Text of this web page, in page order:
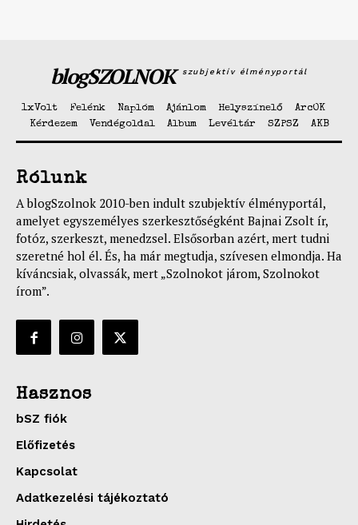
blogSZOLNOK szubjektív élményportál
1xVolt Felénk Naplóm Ajánlom Helyszínelő
ArcOK
Kérdezem
Vendégoldal Album Levéltár SZPSZ AKB
Rólunk
A blogSzolnok 2010-ben indult szubjektív élményportál,
amelyet egyszemélyes szerkesztőségként Bajnai Zsolt ír,
fotóz, szerkeszt, menedzsel. Elsősorban azért, mert tudni
szeretné hol él. És, ha már megtudja, szívesen elmondja. Ha
kíváncsiak, olvassák, mert „Szolnokot járom, Szolnokot
írom”.
Hasznos
bSZ fiók
Előfizetés
Kapcsolat
Adatkezelési tájékoztató